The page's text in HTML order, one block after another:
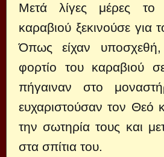
Μετά λίγες μέρες
καραβιού ξεκινούσε για
Όπως είχαν
φορτίο του καραβιού
πήγαιναν στο
ευχαριστούσαν τον Θεό
την σωτηρία τους και
στα σπίτια του.